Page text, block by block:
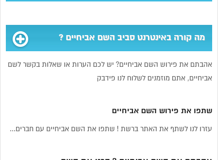
מה קורה באינטרנט סביב השם אביחיים ?
אהבתם את פירוש השם אביחיים? יש לכם הערות או שאלות בקשר לשם
אביחיים, אתם מוזמנים לשלוח לנו פידבק
שתפו את פירוש השם אביחיים
עזרו לנו לשתף את האתר ברשת ! שתפו את השם אביחיים עם חברים...